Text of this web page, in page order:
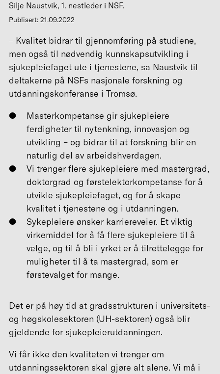
Silje Naustvik, 1. nestleder i NSF.
Publisert: 21.09.2022
– Kvalitet bidrar til gjennomføring på studiene,
men også til nødvendig kunnskapsutvikling i
sjukepleiefaget ute i tjenestene, sa Naustvik til
deltakerne på NSFs nasjonale forskning og
utdanningskonferanse i Tromsø.
Masterkompetanse gir sjukepleiere
ferdigheter til nytenkning, innovasjon og
utvikling – og bidrar til at forskning blir en
naturlig del av arbeidshverdagen.
Vi trenger flere sjukepleiere med mastergrad,
doktorgrad og førstelektorkompetanse for å
utvikle sjukepleiefaget, og for å skape
kvalitet i tjenestene og i utdanningen.
Sykepleiere ønsker karriereveier. Et viktig
virkemiddel for å få flere sjukepleiere til å
velge, og til å bli i yrket er å tilrettelegge for
muligheter til å ta mastergrad, som er
førstevalget for mange.
Det er på høy tid at gradsstrukturen i universitets-
og høgskolesektoren (UH-sektoren) også blir
gjeldende for sjukepleierutdanningen.
Vi får ikke den kvaliteten vi trenger om
utdanningssektoren skal gjøre alt alene. Vi må i